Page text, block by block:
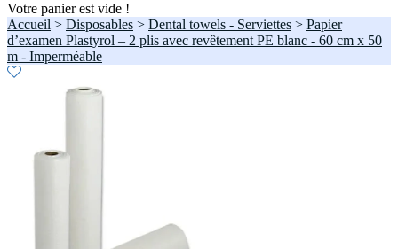
Votre panier est vide !
Accueil > Disposables > Dental towels - Serviettes > Papier
d’examen Plastyrol – 2 plis avec revêtement PE blanc - 60 cm x 50
m - Imperméable